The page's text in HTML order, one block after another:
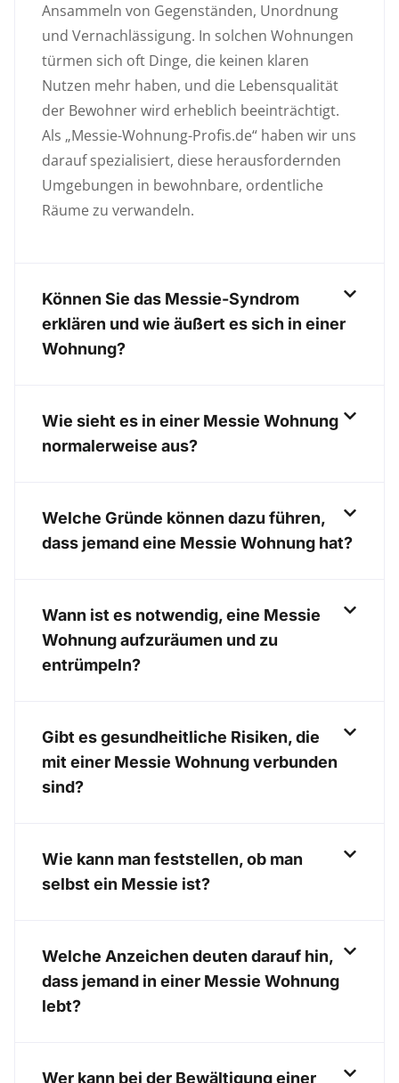
Ansammeln von Gegenständen, Unordnung
und Vernachlässigung. In solchen Wohnungen
türmen sich oft Dinge, die keinen klaren
Nutzen mehr haben, und die Lebensqualität
der Bewohner wird erheblich beeinträchtigt.
Als „Messie-Wohnung-Profis.de“ haben wir uns
darauf spezialisiert, diese herausfordernden
Umgebungen in bewohnbare, ordentliche
Räume zu verwandeln.
Können Sie das Messie-Syndrom
erklären und wie äußert es sich in einer
Wohnung?
Wie sieht es in einer Messie Wohnung
normalerweise aus?
Welche Gründe können dazu führen,
dass jemand eine Messie Wohnung hat?
Wann ist es notwendig, eine Messie
Wohnung aufzuräumen und zu
entrümpeln?
Gibt es gesundheitliche Risiken, die
mit einer Messie Wohnung verbunden
sind?
Wie kann man feststellen, ob man
selbst ein Messie ist?
Welche Anzeichen deuten darauf hin,
dass jemand in einer Messie Wohnung
lebt?
Wer kann bei der Bewältigung einer